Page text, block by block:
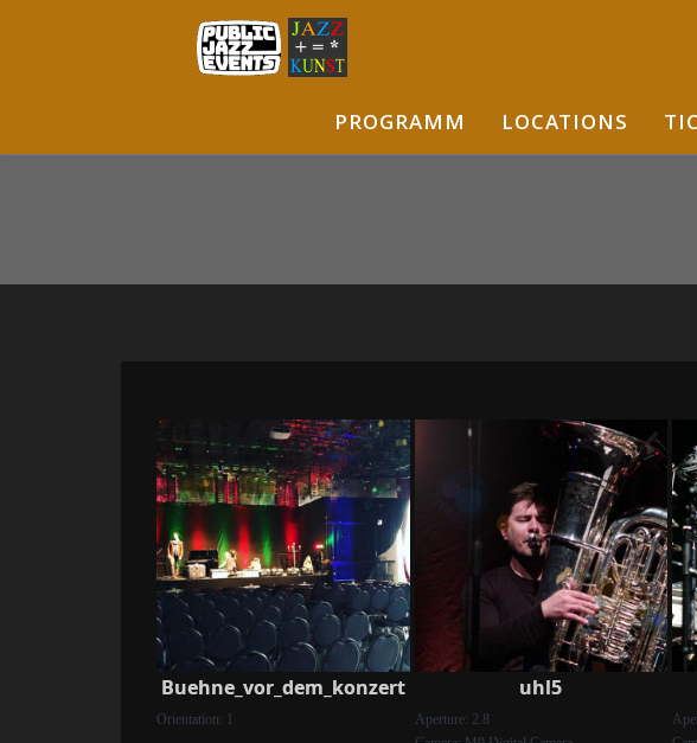
PROGRAMM LOCATIONS
Buehne_vor_dem_konzert
Orientation: 1
uhl5
Aperture: 2.8